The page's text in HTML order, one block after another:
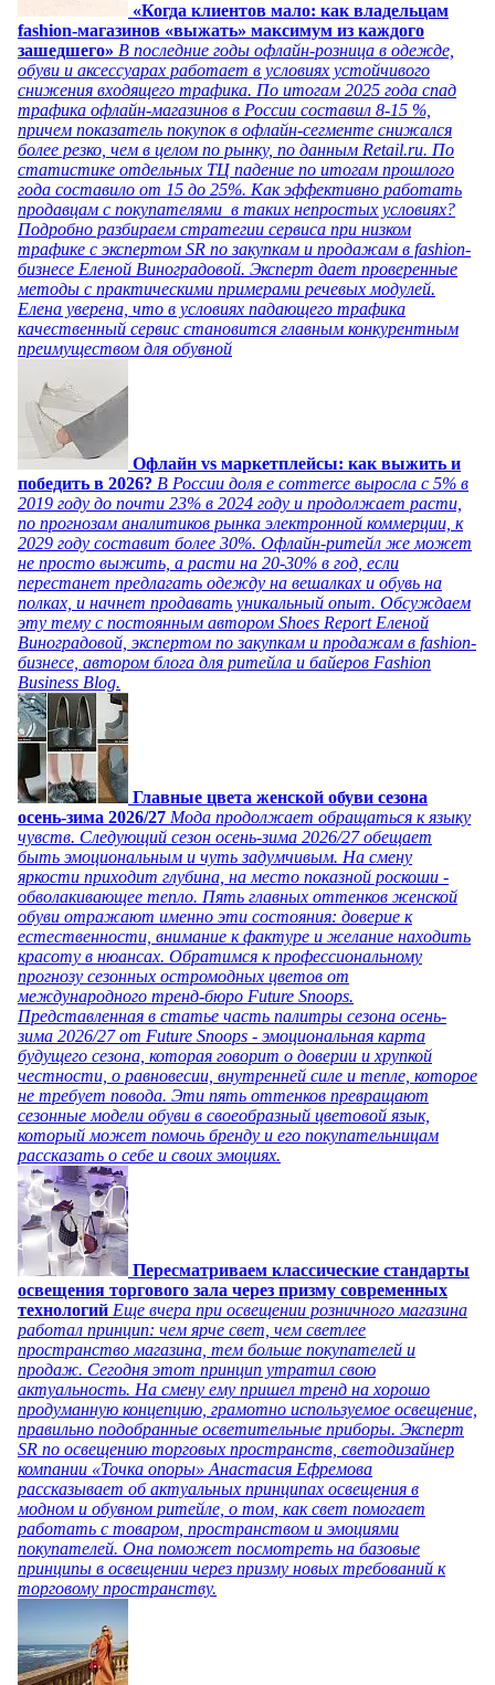
«Когда клиентов мало: как владельцам
fashion-магазинов «выжать» максимум из каждого
зашедшего» В последние годы офлайн-розница в одежде,
обуви и аксессуарах работает в условиях устойчивого
снижения входящего трафика. По итогам 2025 года спад
трафика офлайн-магазинов в России составил 8-15 %,
причем показатель покупок в офлайн-сегменте снижался
более резко, чем в целом по рынку, по данным Retail.ru. По
статистике отдельных ТЦ падение по итогам прошлого
года составило от 15 до 25%. Как эффективно работать
продавцам с покупателями в таких непростых условиях?
Подробно разбираем стратегии сервиса при низком
трафике с экспертом SR по закупкам и продажам в fashion-
бизнесе Еленой Виноградовой. Эксперт дает проверенные
методы с практическими примерами речевых модулей.
Елена уверена, что в условиях падающего трафика
качественный сервис становится главным конкурентным
преимуществом для обувной
Офлайн vs маркетплейсы: как выжить и
победить в 2026? В России доля e commerce выросла с 5% в
2019 году до почти 23% в 2024 году и продолжает расти,
по прогнозам аналитиков рынка электронной коммерции, к
2029 году составит более 30%. Офлайн-ритейл же может
не просто выжить, а расти на 20-30% в год, если
перестанет предлагать одежду на вешалках и обувь на
полках, и начнет продавать уникальный опыт. Обсуждаем
эту тему с постоянным автором Shoes Report Еленой
Виноградовой, экспертом по закупкам и продажам в fashion-
бизнесе, автором блога для ритейла и байеров Fashion
Business Blog.
Главные цвета женской обуви сезона
осень-зима 2026/27 Мода продолжает обращаться к языку
чувств. Следующий сезон осень-зима 2026/27 обещает
быть эмоциональным и чуть задумчивым. На смену
яркости приходит глубина, на место показной роскоши -
обволакивающее тепло. Пять главных оттенков женской
обуви отражают именно эти состояния: доверие к
естественности, внимание к фактуре и желание находить
красоту в нюансах. Обратимся к профессиональному
прогнозу сезонных остромодных цветов от
международного тренд-бюро Future Snoops.
Представленная в статье часть палитры сезона осень-
зима 2026/27 от Future Snoops - эмоциональная карта
будущего сезона, которая говорит о доверии и хрупкой
честности, о равновесии, внутренней силе и тепле, которое
не требует повода. Эти пять оттенков превращают
сезонные модели обуви в своеобразный цветовой язык,
который может помочь бренду и его покупательницам
рассказать о себе и своих эмоциях.
Пересматриваем классические стандарты
освещения торгового зала через призму современных
технологий Еще вчера при освещении розничного магазина
работал принцип: чем ярче свет, чем светлее
пространство магазина, тем больше покупателей и
продаж. Сегодня этот принцип утратил свою
актуальность. На смену ему пришел тренд на хорошо
продуманную концепцию, грамотно используемое освещение,
правильно подобранные осветительные приборы. Эксперт
SR по освещению торговых пространств, светодизайнер
компании «Точка опоры» Анастасия Ефремова
рассказывает об актуальных принципах освещения в
модном и обувном ритейле, о том, как свет помогает
работать с товаром, пространством и эмоциями
покупателей. Она поможет посмотреть на базовые
принципы в освещении через призму новых требований к
торговому пространству.